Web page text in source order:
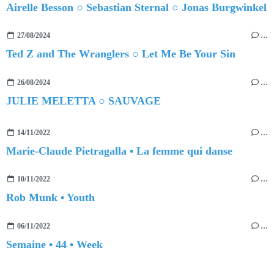
Airelle Besson ○ Sebastian Sternal ○ Jonas Burgwinkel
27/08/2024 …
Ted Z and The Wranglers ○ Let Me Be Your Sin
26/08/2024 …
JULIE MELETTA ○ SAUVAGE
14/11/2022 …
Marie-Claude Pietragalla • La femme qui danse
10/11/2022 …
Rob Munk • Youth
06/11/2022 …
Semaine • 44 • Week